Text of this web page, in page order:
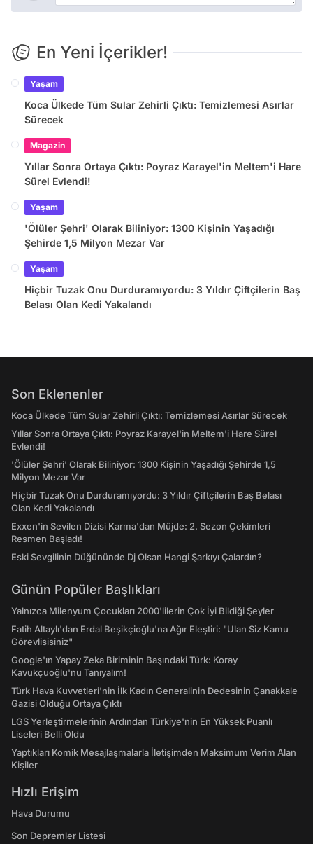
En Yeni İçerikler!
Yaşam
Koca Ülkede Tüm Sular Zehirli Çıktı: Temizlemesi Asırlar
Sürecek
Magazin
Yıllar Sonra Ortaya Çıktı: Poyraz Karayel'in Meltem'i Hare
Sürel Evlendi!
Yaşam
'Ölüler Şehri' Olarak Biliniyor: 1300 Kişinin Yaşadığı
Şehirde 1,5 Milyon Mezar Var
Yaşam
Hiçbir Tuzak Onu Durduramıyordu: 3 Yıldır Çiftçilerin Baş
Belası Olan Kedi Yakalandı
Son Eklenenler
Koca Ülkede Tüm Sular Zehirli Çıktı: Temizlemesi Asırlar Sürecek
Yıllar Sonra Ortaya Çıktı: Poyraz Karayel'in Meltem'i Hare Sürel
Evlendi!
'Ölüler Şehri' Olarak Biliniyor: 1300 Kişinin Yaşadığı Şehirde 1,5
Milyon Mezar Var
Hiçbir Tuzak Onu Durduramıyordu: 3 Yıldır Çiftçilerin Baş Belası
Olan Kedi Yakalandı
Exxen'in Sevilen Dizisi Karma'dan Müjde: 2. Sezon Çekimleri
Resmen Başladı!
Eski Sevgilinin Düğününde Dj Olsan Hangi Şarkıyı Çalardın?
Günün Popüler Başlıkları
Yalnızca Milenyum Çocukları 2000'lilerin Çok İyi Bildiği Şeyler
Fatih Altaylı'dan Erdal Beşikçioğlu'na Ağır Eleştiri: "Ulan Siz Kamu
Görevlisisiniz"
Google'ın Yapay Zeka Biriminin Başındaki Türk: Koray
Kavukçuoğlu'nu Tanıyalım!
Türk Hava Kuvvetleri'nin İlk Kadın Generalinin Dedesinin Çanakkale
Gazisi Olduğu Ortaya Çıktı
LGS Yerleştirmelerinin Ardından Türkiye'nin En Yüksek Puanlı
Liseleri Belli Oldu
Yaptıkları Komik Mesajlaşmalarla İletişimden Maksimum Verim Alan
Kişiler
Hızlı Erişim
Hava Durumu
Son Depremler Listesi